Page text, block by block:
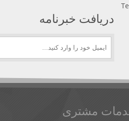
دریافت خبرنامه
مشتری